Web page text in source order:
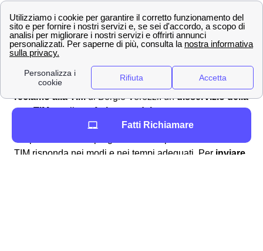
reclamo.
Come ottenere un rimborso o sporgere reclamo a
Possono esserci svariate ragioni per voler
sporgere un
reclamo alla TIMdi Borgio Verezzi: undisservizio della
rete TIM, per iltrasferimento del numeroo per
. Quali che siano le ragioni, è fondamentale la
TIM risponda nei modi e nei tempi adeguati. Per inviare
Fatti Richiamare